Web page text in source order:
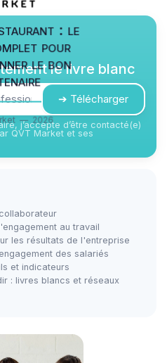
: le
pour
le bon
— 2026
le livre blanc
➔ Télécharger
j’accepte d’être contacté(e)
QVT Market et ses
au travail
les résultats de l'entreprise
des salariés
et indicateurs
: livres blancs et réseaux